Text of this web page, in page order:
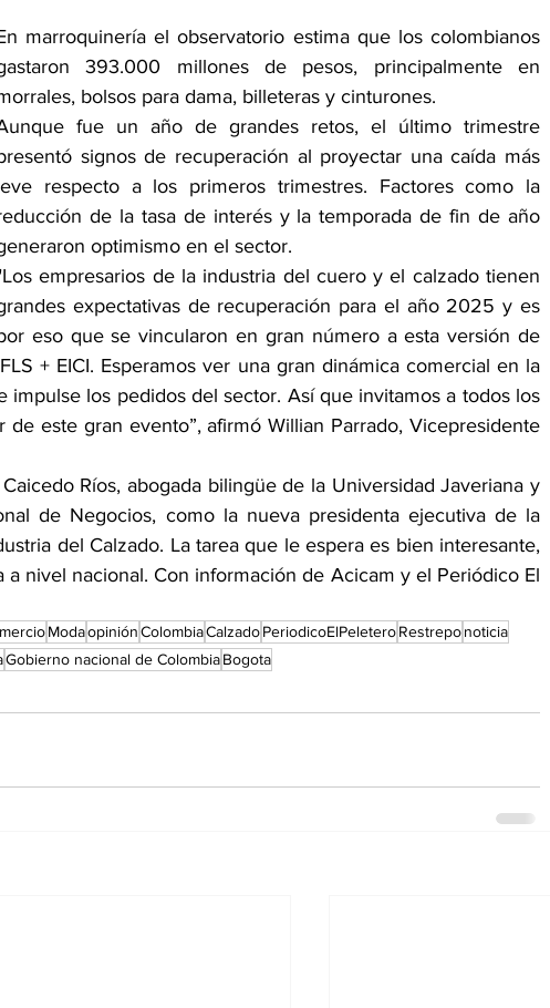
marroquinería el observatorio estima que los colombianos
393.000 millones de pesos, principalmente en
bolsos para dama, billeteras y cinturones.
fue un año de grandes retos, el último trimestre
signos de recuperación al proyectar una caída más
respecto a los primeros trimestres. Factores como la
de la tasa de interés y la temporada de fin de año
optimismo en el sector.
empresarios de la industria del cuero y el calzado tienen
expectativas de recuperación para el año 2025 y es
eso que se vincularon en gran número a esta versión de
+ EICI. Esperamos ver una gran dinámica comercial en la
impulse los pedidos del sector. Así que invitamos a todos los
de este gran evento”, afirmó Willian Parrado, Vicepresidente
Ríos, abogada bilingüe de la Universidad Javeriana y
de Negocios, como la nueva presidenta ejecutiva de la
del Calzado. La tarea que le espera es bien interesante,
nivel nacional. Con información de Acicam y el Periódico El
ModaopiniónColombiaCalzadoPeriodicoElPeleteroRestreponoticia
Gobierno nacional de ColombiaBogota